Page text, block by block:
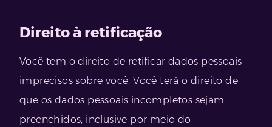
Direito à retificação
Você tem o direito de retificar dados pessoais
imprecisos sobre você. Você terá o direito de
que os dados pessoais incompletos sejam
preenchidos, inclusive por meio do